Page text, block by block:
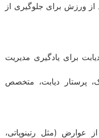
برای جلوگیری از
یادگیری مدیریت
دیابت، متخصص
(مثل رتینوپاتی،